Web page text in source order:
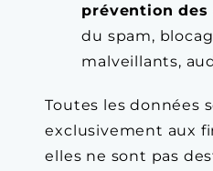
prévention des
du spam,
malveillants,
Toutes les données
exclusivement aux
elles ne sont pas